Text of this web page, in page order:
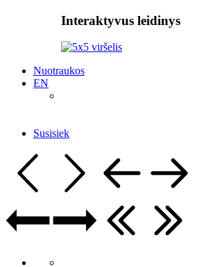
Interaktyvus leidinys
Nuotraukos
EN
Susisiek